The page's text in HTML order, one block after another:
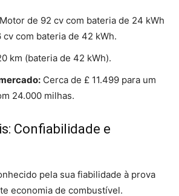
Motor de 92 cv com bateria de 24 kWh
cv com bateria de 42 kWh.
km (bateria de 42 kWh).
Cerca de £ 11.499 para um
24.000 milhas.
Confiabilidade e
pela sua fiabilidade à prova
economia de combustível.